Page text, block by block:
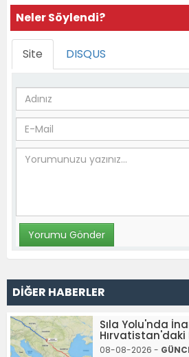
Neler Söylendi?
Site DISQUS
DİĞER HABERLER
Sıla Yolu'nda
Hırvatistan'daki
08-08-2026 -